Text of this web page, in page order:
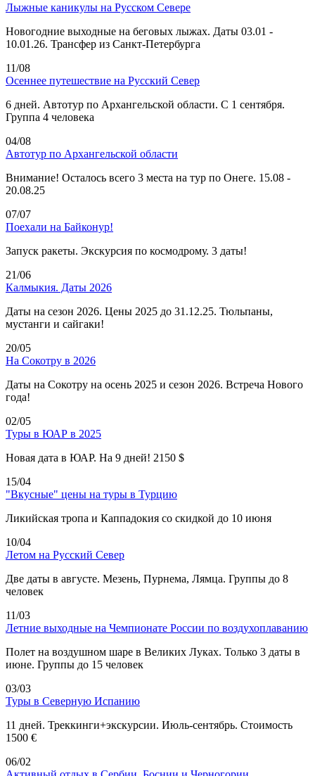
Лыжные каникулы на Русском Севере
Новогодние выходные на беговых лыжах. Даты 03.01 -
10.01.26. Трансфер из Санкт-Петербурга
11/08
Осеннее путешествие на Русский Север
6 дней. Автотур по Архангельской области. С 1 сентября.
Группа 4 человека
04/08
Автотур по Архангельской области
Внимание! Осталось всего 3 места на тур по Онеге. 15.08 -
20.08.25
07/07
Поехали на Байконур!
Запуск ракеты. Экскурсия по космодрому. 3 даты!
21/06
Калмыкия. Даты 2026
Даты на сезон 2026. Цены 2025 до 31.12.25. Тюльпаны,
мустанги и сайгаки!
20/05
На Сокотру в 2026
Даты на Сокотру на осень 2025 и сезон 2026. Встреча Нового
года!
02/05
Туры в ЮАР в 2025
Новая дата в ЮАР. На 9 дней! 2150 $
15/04
"Вкусные" цены на туры в Турцию
Ликийская тропа и Каппадокия со скидкой до 10 июня
10/04
Летом на Русский Север
Две даты в августе. Мезень, Пурнема, Лямца. Группы до 8
человек
11/03
Летние выходные на Чемпионате России по воздухоплаванию
Полет на воздушном шаре в Великих Луках. Только 3 даты в
июне. Группы до 15 человек
03/03
Туры в Северную Испанию
11 дней. Треккинги+экскурсии. Июль-сентябрь. Стоимость
1500 €
06/02